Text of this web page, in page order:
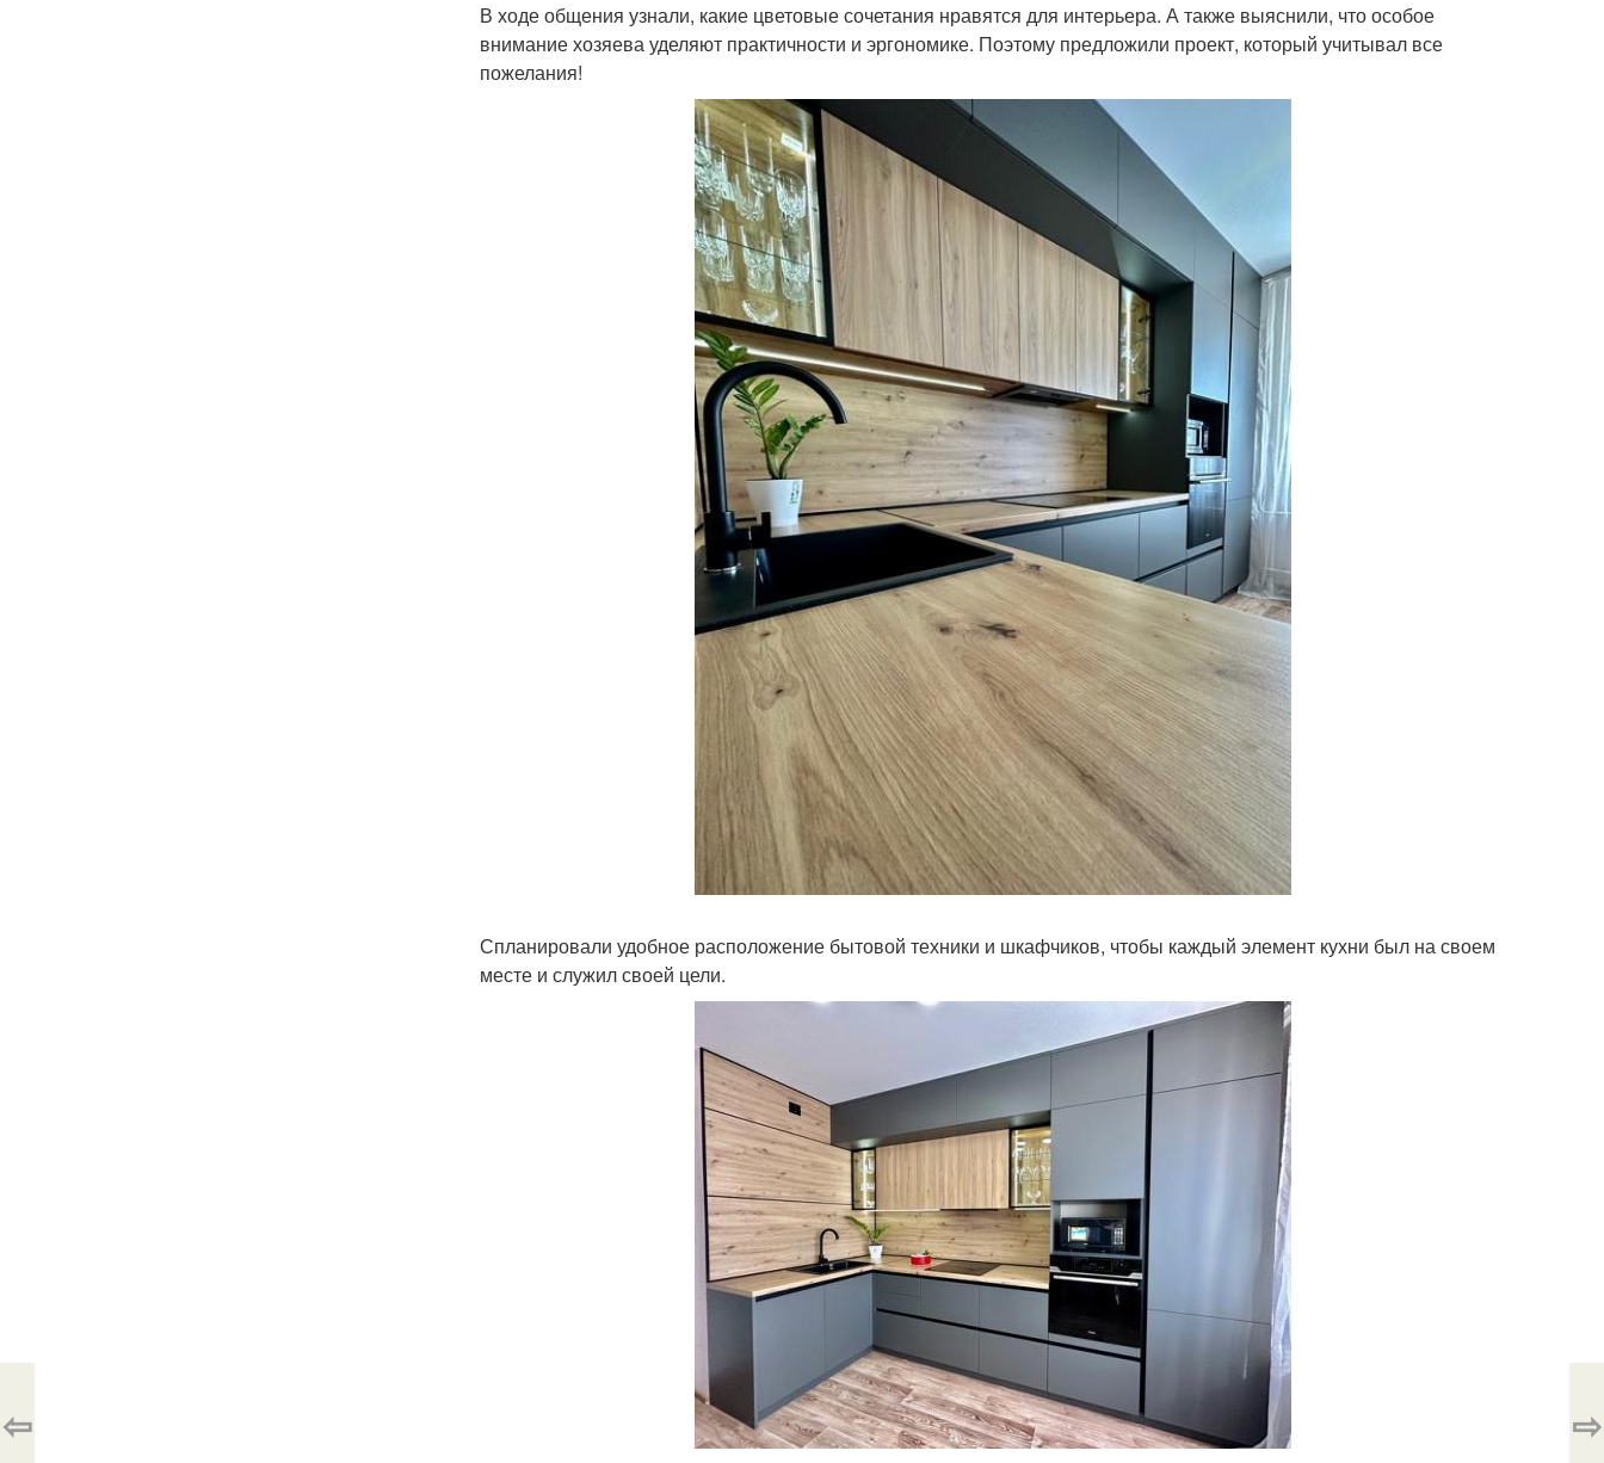
В ходе общения узнали, какие цветовые сочетания нравятся для интерьера. А также выяснили, что особое
внимание хозяева уделяют практичности и эргономике. Поэтому предложили проект, который учитывал все
пожелания!
Спланировали удобное расположение бытовой техники и шкафчиков, чтобы каждый элемент кухни был на своем
месте и служил своей цели.
⇦ ⇨